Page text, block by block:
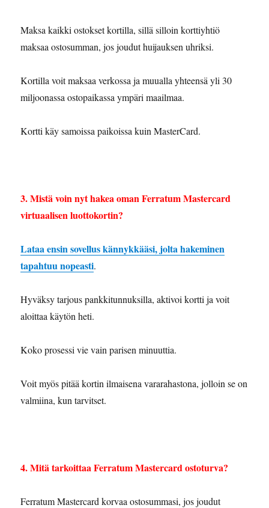
Maksa kaikki ostokset kortilla, sillä silloin korttiyhtiö
maksaa ostosumman, jos joudut huijauksen uhriksi.
Kortilla voit maksaa verkossa ja muualla yhteensä yli 30
miljoonassa ostopaikassa ympäri maailmaa.
Kortti käy samoissa paikoissa kuin MasterCard.
3. Mistä voin nyt hakea oman Ferratum Mastercard
virtuaalisen luottokortin?
Lataa ensin sovellus kännykkääsi, jolta hakeminen
tapahtuu nopeasti.
Hyväksy tarjous pankkitunnuksilla, aktivoi kortti ja voit
aloittaa käytön heti.
Koko prosessi vie vain parisen minuuttia.
Voit myös pitää kortin ilmaisena vararahastona, jolloin se on
valmiina, kun tarvitset.
4. Mitä tarkoittaa Ferratum Mastercard ostoturva?
Ferratum Mastercard korvaa ostosummasi, jos joudut